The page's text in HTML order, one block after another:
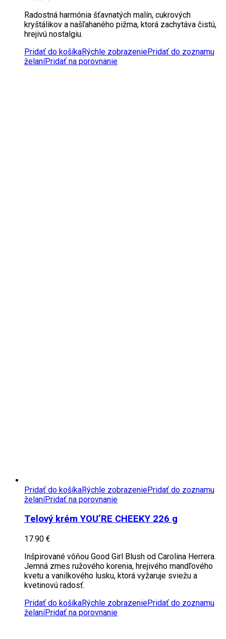
Radostná harmónia šťavnatých malín, cukrových
kryštálikov a našľahaného pižma, ktorá zachytáva čistú,
hrejivú nostalgiu.
Pridať do košíkaRýchle zobrazeniePridať do zoznamu
želaníPridať na porovnanie
Pridať do košíkaRýchle zobrazeniePridať do zoznamu
želaníPridať na porovnanie
Telový krém YOU’RE CHEEKY 226 g
17.90 €
Inšpirované vôňou Good Girl Blush od Carolina Herrera.
Jemná zmes ružového korenia, hrejivého mandľového
kvetu a vanilkového lusku, ktorá vyžaruje sviežu a
kvetinovú radosť.
Pridať do košíkaRýchle zobrazeniePridať do zoznamu
želaníPridať na porovnanie